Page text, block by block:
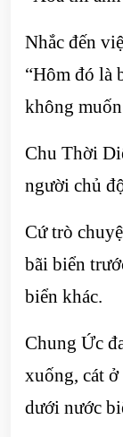
Nhắc đến
“Hôm đó là
không
Chu Thời
người chủ
Cứ trò
bãi biển
biển khác.
Chung Ức
xuống, cát
dưới nước